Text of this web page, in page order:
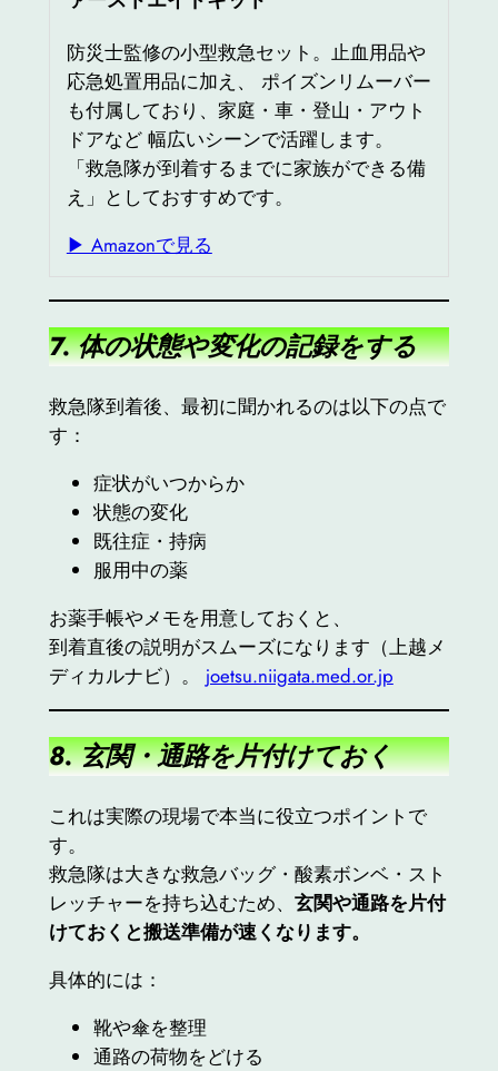
防災士監修の小型救急セット。止血用品や
応急処置用品に加え、 ポイズンリムーバー
も付属しており、家庭・車・登山・アウト
ドアなど 幅広いシーンで活躍します。
「救急隊が到着するまでに家族ができる備
え」としておすすめです。
▶ Amazonで見る
7. 体の状態や変化の記録をする
救急隊到着後、最初に聞かれるのは以下の点で
す：
症状がいつからか
状態の変化
既往症・持病
服用中の薬
お薬手帳やメモを用意しておくと、
到着直後の説明がスムーズになります（上越メ
ディカルナビ）。 joetsu.niigata.med.or.jp
8. 玄関・通路を片付けておく
これは実際の現場で本当に役立つポイントで
す。
救急隊は大きな救急バッグ・酸素ボンベ・スト
レッチャーを持ち込むため、 玄関や通路を片付
けておくと搬送準備が速くなります。
具体的には：
靴や傘を整理
通路の荷物をどける